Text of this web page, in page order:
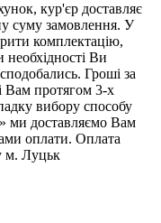
кур'єр доставляє
суму замовлення. У
комплектацію,
необхідності Ви
Гроші за
Вам протягом 3-х
вибору способу
ми доставляємо Вам
оплати. Оплата
м. Луцьк